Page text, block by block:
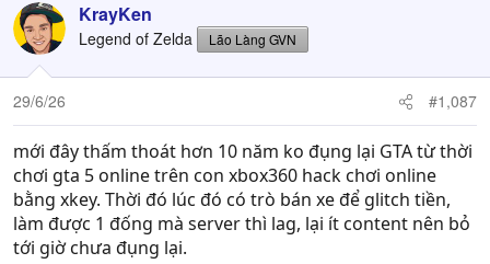
KrayKen
Legend of Zelda Lão Làng GVN
29/6/26 #1,087
mới đây thấm thoát hơn 10 năm ko đụng lại GTA từ thời
chơi gta 5 online trên con xbox360 hack chơi online
bằng xkey. Thời đó lúc đó có trò bán xe để glitch tiền,
làm được 1 đống mà server thì lag, lại ít content nên bỏ
tới giờ chưa đụng lại.